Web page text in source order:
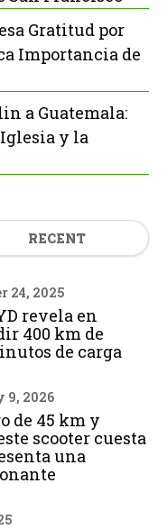
Gratitud por
Importancia de
a Guatemala:
y la
RECENT
24, 2025
revela en
400 km de
de carga
9, 2026
de 45 km y
scooter cuesta
una